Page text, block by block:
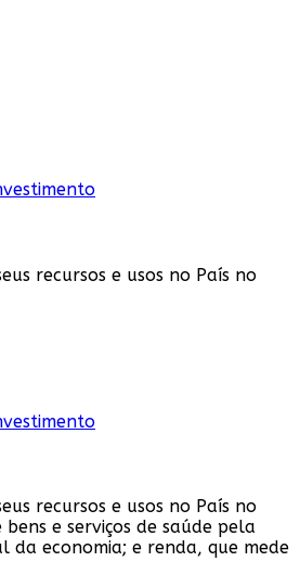
recursos e usos no País no
recursos e usos no País no
e serviços de saúde pela
economia; e renda, que mede